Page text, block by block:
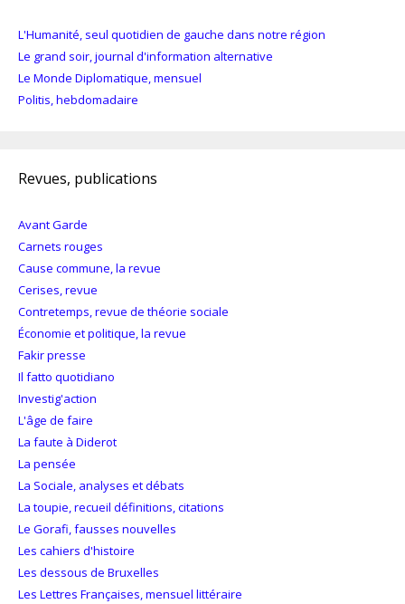
L'Humanité, seul quotidien de gauche dans notre région
Le grand soir, journal d'information alternative
Le Monde Diplomatique, mensuel
Politis, hebdomadaire
Revues, publications
Avant Garde
Carnets rouges
Cause commune, la revue
Cerises, revue
Contretemps, revue de théorie sociale
Économie et politique, la revue
Fakir presse
Il fatto quotidiano
Investig'action
L'âge de faire
La faute à Diderot
La pensée
La Sociale, analyses et débats
La toupie, recueil définitions, citations
Le Gorafi, fausses nouvelles
Les cahiers d'histoire
Les dessous de Bruxelles
Les Lettres Françaises, mensuel littéraire